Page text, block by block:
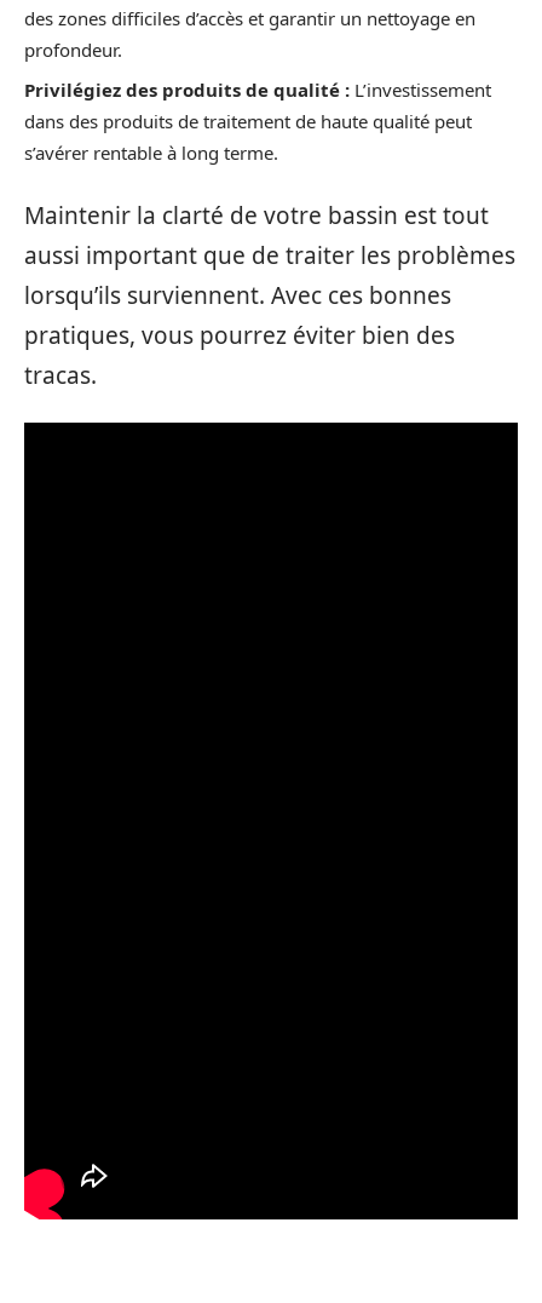
des zones difficiles d’accès et garantir un nettoyage en
profondeur.
Privilégiez des produits de qualité : L’investissement
dans des produits de traitement de haute qualité peut
s’avérer rentable à long terme.
Maintenir la clarté de votre bassin est tout
aussi important que de traiter les problèmes
lorsqu’ils surviennent. Avec ces bonnes
pratiques, vous pourrez éviter bien des
tracas.